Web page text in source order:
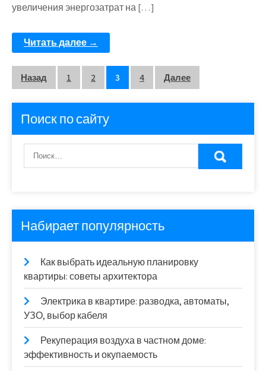
увеличения энергозатрат на […]
Читать далее →
Пагинация
записей
Назад 1 2 3 4 Далее
Поиск по сайту
Набирает популярность
Как выбрать идеальную планировку
квартиры: советы архитектора
Электрика в квартире: разводка, автоматы,
УЗО, выбор кабеля
Рекуперация воздуха в частном доме:
эффективность и окупаемость